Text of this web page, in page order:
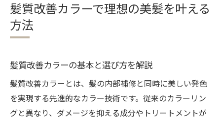
秘訣
松本市松原で人気の髪質改善カラー施術例
髪質改善カラー体験で実感できる変化とは
地元で選ばれる髪質改善カラーの理由
施術前後で分かる髪質改善カラーの違い
髪質改善カラーで理想の美髪を叶える
方法
髪質改善カラーの基本と選び方を解説
髪質改善カラーとは、髪の内部補修と同時に美しい発色
を実現する先進的なカラー技術です。従来のカラーリン
グと異なり、ダメージを抑える成分やトリートメントが